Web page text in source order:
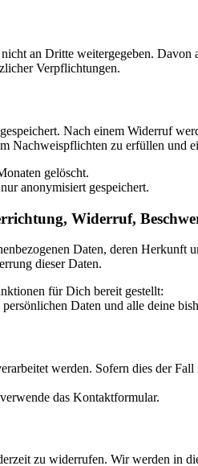
an Dritte weitergegeben.
Verpflichtungen.
Nach einem Widerruf
Nachweispflichten zu erfüllen und
gelöscht.
anonymisiert gespeichert.
Widerruf,
Daten, deren
dieser Daten.
für Dich bereit gestellt:
Daten und alle deine
werden. Sofern dies der
das Kontaktformular.
zu widerrufen. Wir werden in